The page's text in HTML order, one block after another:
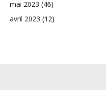
mai 2023 (46)
avril 2023 (12)